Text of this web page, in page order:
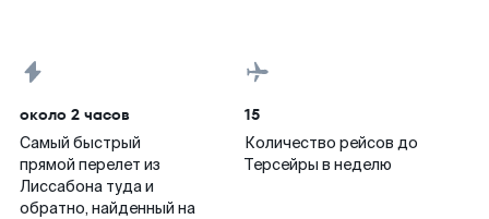
около 2 часов
Самый быстрый
прямой перелет из
Лиссабона туда и
обратно, найденный на
15
Количество рейсов до
Терсейры в неделю